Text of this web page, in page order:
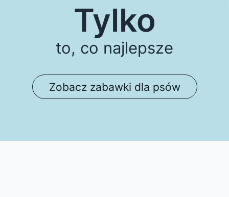
Tylko
to, co najlepsze
Zobacz zabawki dla psów